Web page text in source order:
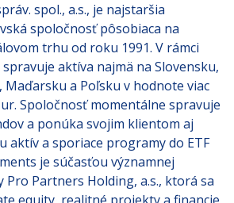
spol., a.s., je najstaršia
spoločnosť pôsobiaca na
trhu od roku 1991. V rámci
aktíva najmä na Slovensku,
Maďarsku a Poľsku v hodnote viac
Spoločnosť momentálne spravuje
a ponúka svojim klientom aj
aktív a sporiace programy do ETF
je súčasťou významnej
Pro Partners Holding, a.s., ktorá sa